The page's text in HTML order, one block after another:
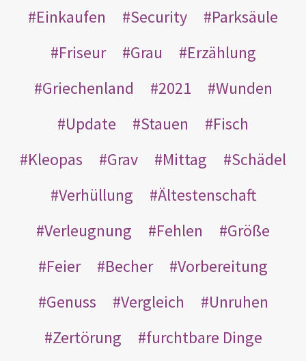
Einkaufen Security
Parksäule
Friseur
Grau
Erzählung
Griechenland
2021
Wunden
Update
Stauen
Fisch
Kleopas
Grav Mittag
Schädel
Verhüllung
Ältestenschaft
Verleugnung
Fehlen
Größe
Feier
Becher
Vorbereitung
Genuss
Vergleich
Unruhen
Zertörung
furchtbare Dinge